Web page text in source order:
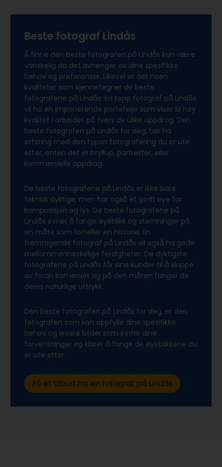
Beste fotograf Lindås
Å finne den beste fotografen på Lindås kan være
vanskelig da det avhenger av dine spesifikke
behov og preferanser. Likevel er det noen
kvaliteter som kjennetegner de beste
fotografene på Lindås. En topp fotograf på Lindås
vil ha en imponerende portefølje som viser til høy
kvalitet i arbeidet på tvers av ulike oppdrag. Den
beste fotografen på Lindås for deg, bør ha
erfaring med den typen fotografering du er ute
etter, enten det er bryllup, portretter, eller
kommersielle oppdrag.
De beste fotografene på Lindås er ikke bare
teknisk dyktige, men har også et godt øye for
komposisjon og lys. De beste fotografene på
Lindås evner å fange øyeblikk og stemninger på
en måte som forteller en historie. En
fremragende fotograf på Lindås vil også ha gode
mellommenneskelige ferdigheter. De dyktigste
fotografene på Lindås får sine kunder til å slappe
av foran kameraet og på den måten fanger de
deres naturlige uttrykk.
Den beste fotografen på Lindås for deg, er den
fotografen som kan oppfylle dine spesifikke
behov og levere bilder som innfrir dine
forventninger og klarer å fange de øyeblikkene du
er ute etter.
Få et tilbud fra en fotograf på Lindås